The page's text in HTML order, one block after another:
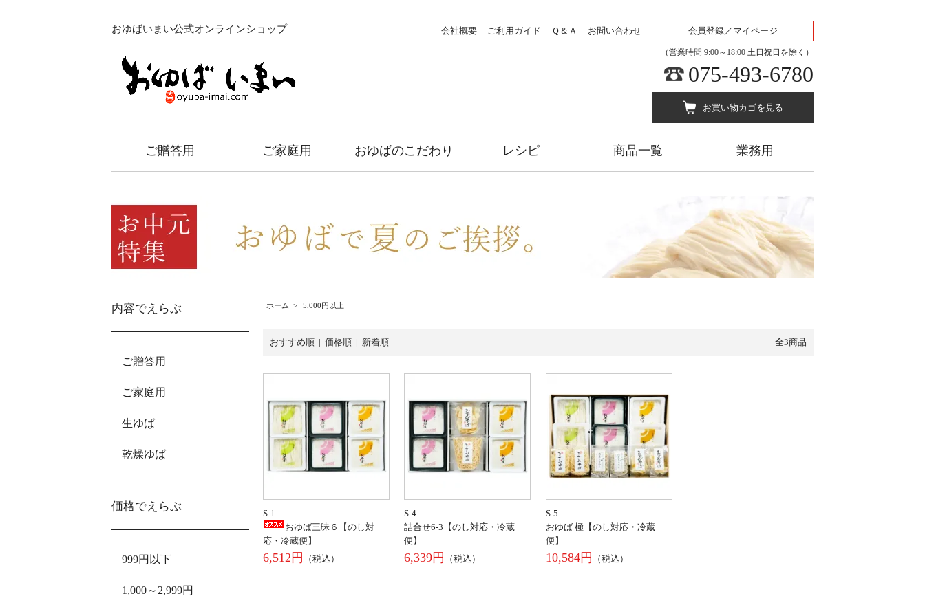
おゆばいまい公式オンラインショップ 会社概要 ご利用ガイド Ｑ＆Ａ お問い合わせ 会員登録／マイページ
（営業時間 9:00～18:00 土日祝日を除く）
075-493-6780
お買い物カゴを見る
ご贈答用 ご家庭用 おゆばのこだわり レシピ 商品一覧 業務用
ホーム > 5,000円以上
おすすめ順 | 価格順 | 新着順 全3商品
S-1
おゆば三昧６【のし対
応・冷蔵便】
6,512円 （税込）
S-4
詰合せ6-3【のし対応・冷蔵
便】
6,339円 （税込）
S-5
おゆば 極【のし対応・冷蔵
便】
10,584円 （税込）
内容でえらぶ
ご贈答用
ご家庭用
生ゆば
乾燥ゆば
価格でえらぶ
999円以下
1,000～2,999円